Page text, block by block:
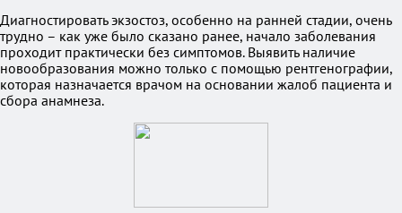
Диагностировать экзостоз, особенно на ранней стадии, очень
трудно – как уже было сказано ранее, начало заболевания
проходит практически без симптомов. Выявить наличие
новообразования можно только с помощью рентгенографии,
которая назначается врачом на основании жалоб пациента и
сбора анамнеза.